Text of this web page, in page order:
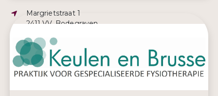
Adres:
Margrietstraat 1
2411 VV, Bodegraven
E-mailadres:
fysiotherapie@keulen-brusse.nl
Telefoonnummer:
0172 612 520